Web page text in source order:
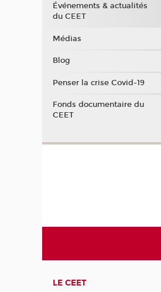
Événements & actualités
du CEET
Médias
Blog
Penser la crise Covid-19
Fonds documentaire du
CEET
LE CEET